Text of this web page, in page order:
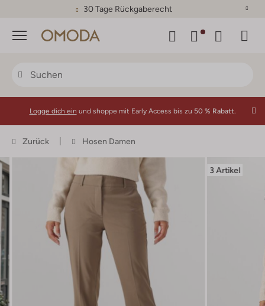
30 Tage Rückgaberecht
Menü
Logge dich ein und shoppe mit Early Access bis zu 50 % Rabatt.
Zurück Hosen Damen
3 Artikel